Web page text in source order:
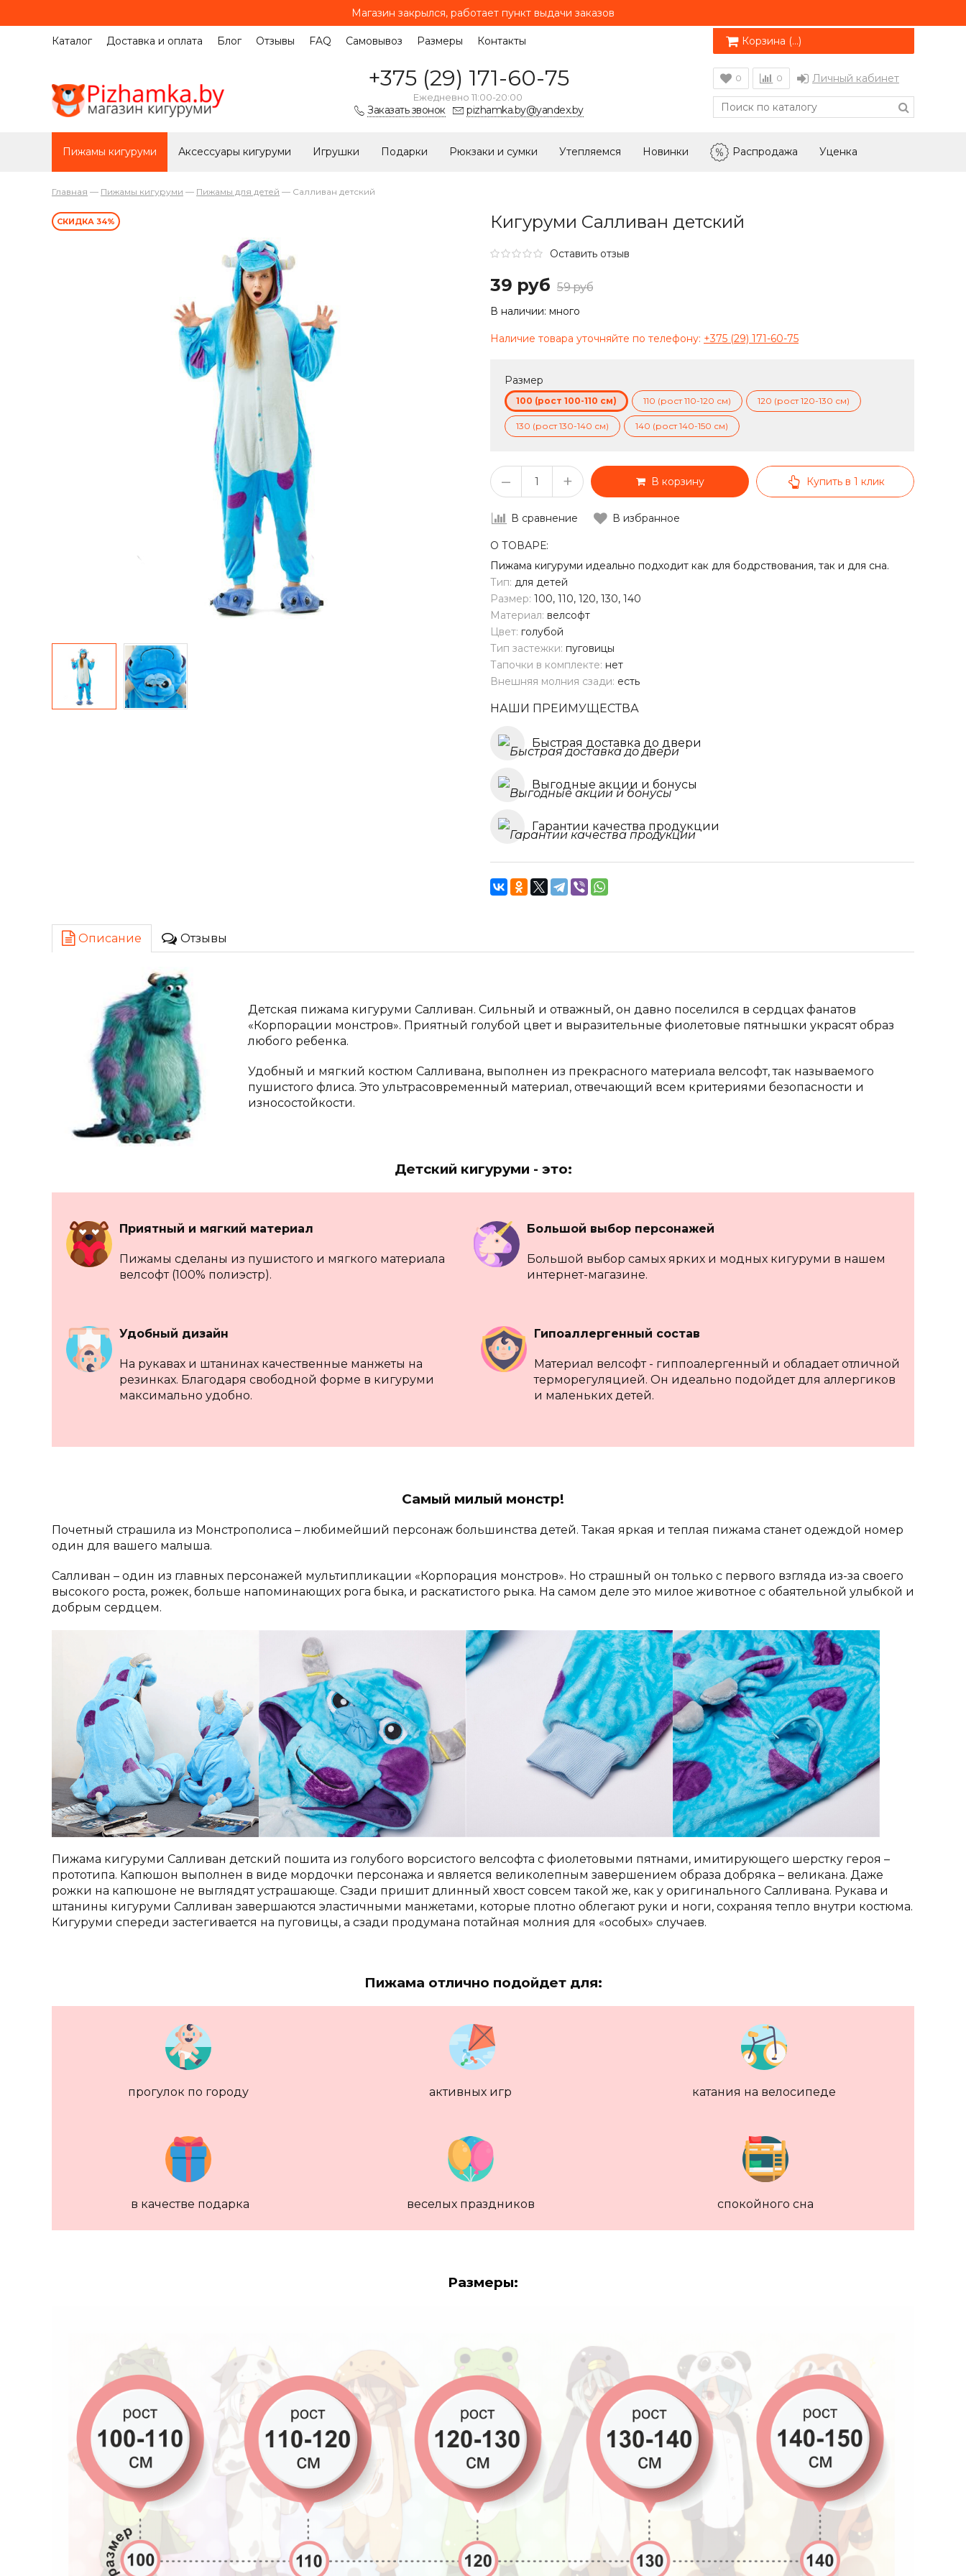
Магазин закрылся, работает пункт выдачи заказов
Каталог Доставка и оплата Блог Отзывы FAQ Самовывоз Размеры Контакты Корзина (…)
+375 (29) 171-60-75
Ежедневно 11:00-20:00
Заказать звонок pizhamka.by@yandex.by
0 0 Личный кабинет
Пижамы кигуруми Аксессуары кигуруми Игрушки Подарки Рюкзаки и сумки Утепляемся Новинки Распродажа Уценка
Главная — Пижамы кигуруми — Пижамы для детей — Салливан детский
СКИДКА 34% Кигуруми Салливан детский
Оставить отзыв
39 руб 59 руб
В наличии: много
Наличие товара уточняйте по телефону: +375 (29) 171-60-75
Размер
100 (рост 100-110 см) 110 (рост 110-120 см) 120 (рост 120-130 см)
130 (рост 130-140 см) 140 (рост 140-150 см)
– + В корзину Купить в 1 клик
В сравнение В избранное
О ТОВАРЕ:
Пижама кигуруми идеально подходит как для бодрствования, так и для сна.
Тип: для детей
Размер: 100, 110, 120, 130, 140
Материал: велсофт
Цвет: голубой
Тип застежки: пуговицы
Тапочки в комплекте: нет
Внешняя молния сзади: есть
НАШИ ПРЕИМУЩЕСТВА
Быстрая доставка до двери
Выгодные акции и бонусы
Гарантии качества продукции
Описание Отзывы
Детская пижама кигуруми Салливан. Сильный и отважный, он давно поселился в сердцах фанатов
«Корпорации монстров». Приятный голубой цвет и выразительные фиолетовые пятнышки украсят образ
любого ребенка.
Удобный и мягкий костюм Салливана, выполнен из прекрасного материала велсофт, так называемого
пушистого флиса. Это ультрасовременный материал, отвечающий всем критериями безопасности и
износостойкости.
Детский кигуруми - это:
Приятный и мягкий материал
Пижамы сделаны из пушистого и мягкого материала
велсофт (100% полиэстр).
Большой выбор персонажей
Большой выбор самых ярких и модных кигуруми в нашем
интернет-магазине.
Удобный дизайн
На рукавах и штанинах качественные манжеты на
резинках. Благодаря свободной форме в кигуруми
максимально удобно.
Гипоаллергенный состав
Материал велсофт - гиппоалергенный и обладает отличной
терморегуляцией. Он идеально подойдет для аллергиков
и маленьких детей.
Самый милый монстр!
Почетный страшила из Монстрополиса – любимейший персонаж большинства детей. Такая яркая и теплая пижама станет одеждой номер
один для вашего малыша.
Салливан – один из главных персонажей мультипликации «Корпорация монстров». Но страшный он только с первого взгляда из-за своего
высокого роста, рожек, больше напоминающих рога быка, и раскатистого рыка. На самом деле это милое животное с обаятельной улыбкой и
добрым сердцем.
Пижама кигуруми Салливан детский пошита из голубого ворсистого велсофта с фиолетовыми пятнами, имитирующего шерстку героя –
прототипа. Капюшон выполнен в виде мордочки персонажа и является великолепным завершением образа добряка – великана. Даже
рожки на капюшоне не выглядят устрашающе. Сзади пришит длинный хвост совсем такой же, как у оригинального Салливана. Рукава и
штанины кигуруми Салливан завершаются эластичными манжетами, которые плотно облегают руки и ноги, сохраняя тепло внутри костюма.
Кигуруми спереди застегивается на пуговицы, а сзади продумана потайная молния для «особых» случаев.
Пижама отлично подойдет для:
прогулок по городу активных игр катания на велосипеде
в качестве подарка веселых праздников спокойного сна
Размеры: